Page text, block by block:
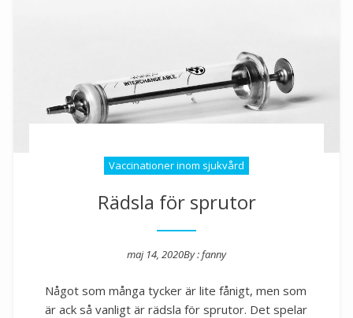
Vaccinationer inom sjukvård
Rädsla för sprutor
maj 14, 2020By :fanny
Något som många tycker är lite fånigt, men som
är ack så vanligt är rädsla för sprutor. Det spelar